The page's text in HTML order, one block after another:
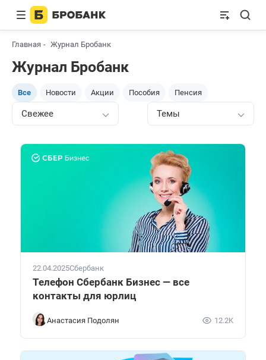
Главная Журнал Бробанк
Журнал Бробанк
Все Новости Акции Пособия Пенсия
Свежее Темы
22.04.2025Сбербанк
Телефон Сбербанк Бизнес — все
контакты для юрлиц
Анастасия Подолян 12.2K